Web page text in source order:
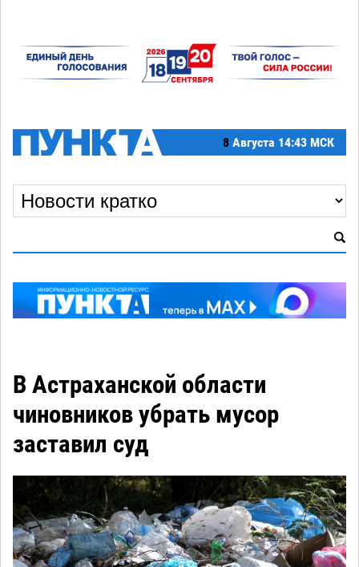
8 Августа 14:43 МСК
В Астраханской области
чиновников убрать мусор
заставил суд